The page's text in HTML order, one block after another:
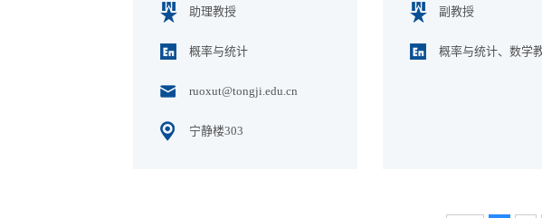
助理教授
概率与统计
ruoxut@tongji.edu.cn
宁静楼303
副教授